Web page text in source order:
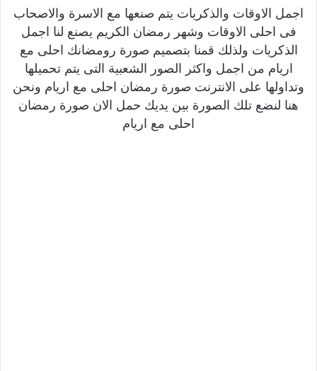
اجمل الاوقات والذكريات يتم صنعها مع الاسرة والاصحاب
فى احلى الاوقات وشهر رمضان الكريم يصنع لنا اجمل
الذكريات ولذلك قمنا بتصميم صورة رومضانك احلى مع
اريام من اجمل واكثر الصور الشعبية التى يتم تحميلها
وتداولها على الانترنت صورة رمضان احلى مع اريام ونحن
هنا لنضع تلك الصورة بين يديك حمل الان صورة رمضان
احلى مع اريام